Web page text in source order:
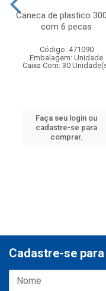
Caneca de plastico
com 6 pecas
Código: 471090
Embalagem: Unidade
Caixa Com: 30
Faça seu login ou
cadastre-se para
comprar.
Cadastre-se